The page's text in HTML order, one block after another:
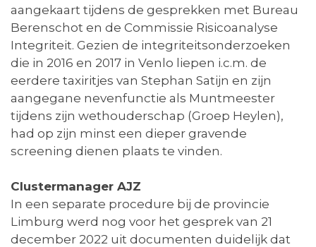
aangekaart tijdens de gesprekken met Bureau
Berenschot en de Commissie Risicoanalyse
Integriteit. Gezien de integriteitsonderzoeken
die in 2016 en 2017 in Venlo liepen i.c.m. de
eerdere taxiritjes van Stephan Satijn en zijn
aangegane nevenfunctie als Muntmeester
tijdens zijn wethouderschap (Groep Heylen),
had op zijn minst een dieper gravende
screening dienen plaats te vinden.
Clustermanager AJZ
In een separate procedure bij de provincie
Limburg werd nog voor het gesprek van 21
december 2022 uit documenten duidelijk dat